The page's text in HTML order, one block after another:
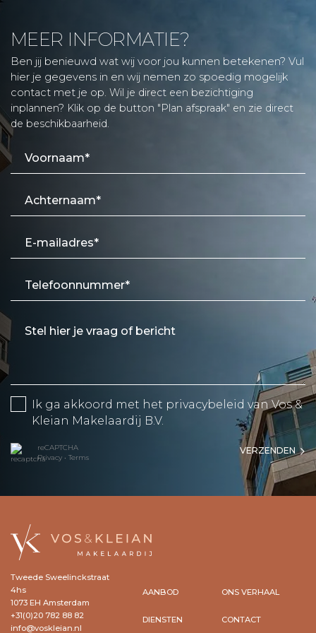
aankoopproces. Indien u specifieke wensen heeft,
adviseren wij u deze tijdig kenbaar te maken aan uw
aankopend makelaar en hiernaar zelfstandig onderzoek te
(laten) doen. Indien u geen deskundige vertegenwoordiger
inschakelt, acht u zichzelf volgens de wet deskundig
genoeg om alle zaken die van belang zijn te kunnen
overzien.
MEER INFORMATIE?
Ben jij benieuwd wat wij voor jou kunnen betekenen? Vul
hier je gegevens in en wij nemen zo spoedig mogelijk
contact met je op. Wil je direct een bezichtiging
inplannen? Klik op de button "Plan afspraak" en zie direct
de beschikbaarheid.
Ik ga akkoord met het privacybeleid van Vos &
Kleian Makelaardij B.V.
reCAPTCHA
Privacy • Terms
VERZENDEN
Tweede Sweelinckstraat
4hs
1073 EH Amsterdam
+31(0)20 782 88 82
info@voskleian.nl
AANBOD
DIENSTEN
ONS VERHAAL
CONTACT